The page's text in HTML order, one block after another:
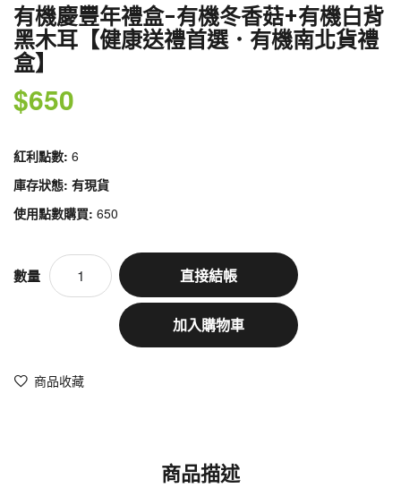
有機慶豐年禮盒-有機冬香菇+有機白背
黑木耳【健康送禮首選．有機南北貨禮
盒】
$650
紅利點數: 6
庫存狀態: 有現貨
使用點數購買: 650
數量 直接結帳
加入購物車
商品收藏
商品描述